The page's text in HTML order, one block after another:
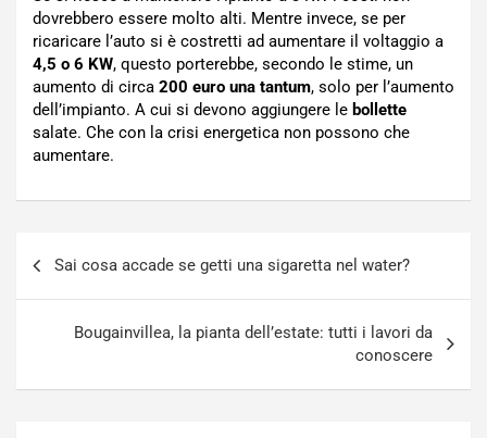
dovrebbero essere molto alti. Mentre invece, se per
ricaricare l’auto si è costretti ad aumentare il voltaggio a
4,5 o 6 KW, questo porterebbe, secondo le stime, un
aumento di circa 200 euro una tantum, solo per l’aumento
dell’impianto. A cui si devono aggiungere le bollette
salate. Che con la crisi energetica non possono che
aumentare.
Sai cosa accade se getti una sigaretta nel water?
Bougainvillea, la pianta dell’estate: tutti i lavori da
conoscere